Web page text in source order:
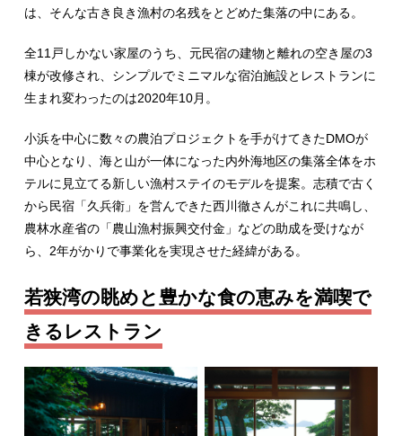
は、そんな古き良き漁村の名残をとどめた集落の中にある。
全11戸しかない家屋のうち、元民宿の建物と離れの空き屋の3
棟が改修され、シンプルでミニマルな宿泊施設とレストランに
生まれ変わったのは2020年10月。
小浜を中心に数々の農泊プロジェクトを手がけてきたDMOが
中心となり、海と山が一体になった内外海地区の集落全体をホ
テルに見立てる新しい漁村ステイのモデルを提案。志積で古く
から民宿「久兵衛」を営んできた西川徹さんがこれに共鳴し、
農林水産省の「農山漁村振興交付金」などの助成を受けなが
ら、2年がかりで事業化を実現させた経緯がある。
若狭湾の眺めと豊かな食の恵みを満喫で
きるレストラン